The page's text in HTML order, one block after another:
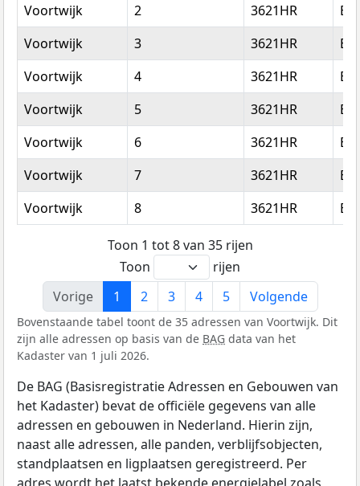
Voortwijk
2 3621HR
Voortwijk
3 3621HR
Voortwijk
4 3621HR
Voortwijk
5 3621HR
Voortwijk
6 3621HR
Voortwijk
7 3621HR
Voortwijk
8 3621HR
Toon 1 tot 8 van 35 rijen
Toon
rijen
Vorige
1 2 3 4 5 Volgende
Bovenstaande tabel toont de 35 adressen van Voortwijk. Dit
zijn alle adressen op basis van de BAG data van het
Kadaster van 1 juli 2026.
De BAG (Basisregistratie Adressen en Gebouwen van
het Kadaster) bevat de officiële gegevens van alle
adressen en gebouwen in Nederland. Hierin zijn,
naast alle adressen, alle panden, verblijfsobjecten,
standplaatsen en ligplaatsen geregistreerd. Per